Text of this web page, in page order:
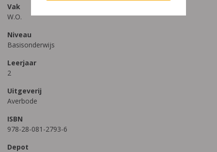
Vak
W.O.
Niveau
Basisonderwijs
Leerjaar
2
Uitgeverij
Averbode
ISBN
978-28-081-2793-6
Depot